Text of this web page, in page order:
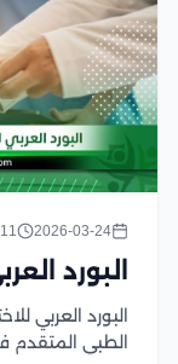
2026-03-24 11 دقائق قراءة
البورد
البورد العربي
الطبي المتقدم